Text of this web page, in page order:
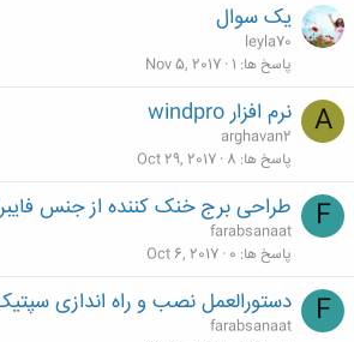
یک سوال
leyla70
پاسخ ها 1
Nov 5, 2017
A نرم افزار windpro
arghavan2
پاسخ ها 8
Oct 29, 2017
F طراحی برج خنک کننده از جنس
farabsanaat
پاسخ ها 0
Oct 6, 2017
F دستورالعمل نصب و راه اندازی
farabsanaat